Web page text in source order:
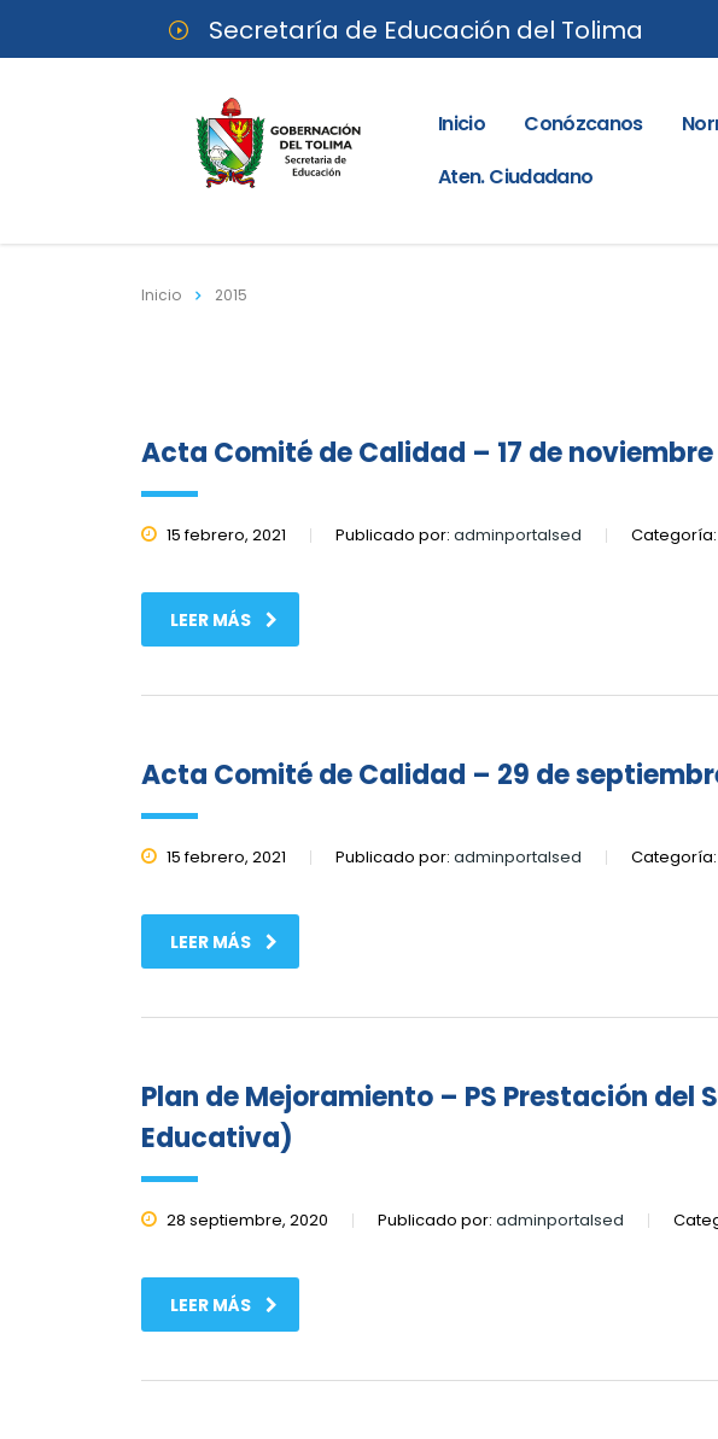
Secretaría de Educación del Tolima
Inicio Conózcanos
Aten. Ciudadano
Inicio 2015
Acta Comité de Calidad – 17 de noviembre
15 febrero, 2021 Publicado por: adminportalsed Categoría:
LEER MÁS
Acta Comité de Calidad – 29 de
15 febrero, 2021 Publicado por: adminportalsed Categoría:
LEER MÁS
Plan de Mejoramiento – PS Prestación
Educativa)
28 septiembre, 2020 Publicado por: adminportalsed
LEER MÁS